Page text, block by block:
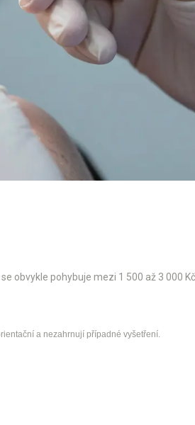
obvykle pohybuje mezi 1 500 až 3 000
a nezahrnují případné vyšetření.